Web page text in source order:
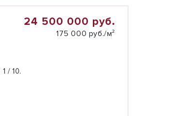
24 500 000 руб.
175 000 руб./м²
1 / 10.